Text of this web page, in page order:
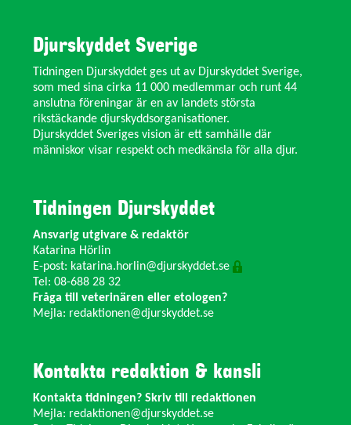
Djurskyddet Sverige
Tidningen Djurskyddet ges ut av Djurskyddet Sverige,
som med sina cirka 11 000 medlemmar och runt 44
anslutna föreningar är en av landets största
rikstäckande djurskyddsorganisationer.
Djurskyddet Sveriges vision är ett samhälle där
människor visar respekt och medkänsla för alla djur.
Tidningen Djurskyddet
Ansvarig utgivare & redaktör
Katarina Hörlin
E-post: katarina.horlin@djurskyddet.se
Tel: 08-688 28 32
Fråga till veterinären eller etologen?
Mejla: redaktionen@djurskyddet.se
Kontakta redaktion & kansli
Kontakta tidningen? Skriv till redaktionen
Mejla: redaktionen@djurskyddet.se